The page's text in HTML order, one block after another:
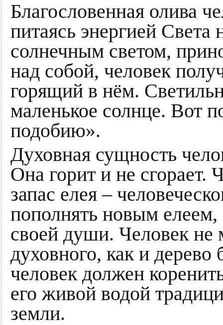
Благословенная олива
питаясь энергией Света
солнечным светом,
над собой, человек
горящий в нём.
маленькое солнце. Вот
подобию».
Духовная сущность
Она горит и не сгорает.
запас елея –
пополнять новым
своей души. Человек не
духовного, как и
человек должен
его живой водой
земли.